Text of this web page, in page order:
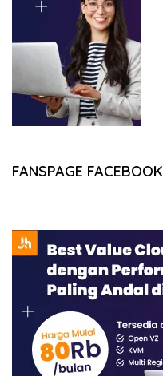
FANSPAGE FACEBOOK